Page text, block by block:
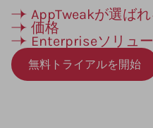
AppTweakが選ば
価格
Enterpriseソリュ
無料トライアルを開始